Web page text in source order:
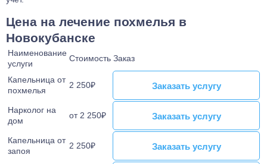
Лечение ГТР
Лечение лунатизма
Лечение нервных тиков
Лечение анозогнозии
Лечение аутофобии
Лечение дромомании
Лечение канцерофобии
Лечение мании величия
Лечение орторексии
Цена на лечение похмелья в
Новокубанске
Наименование
услуги
Стоимость Заказ
Капельница от
похмелья
2 250₽ Заказать услугу
Заказать услугу
Нарколог на
дом
от 2 250₽ Заказать услугу
Заказать услугу
Капельница от
запоя
2 250₽ Заказать услугу
Заказать услугу